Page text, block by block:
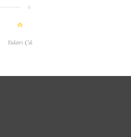
Yukarı Çık